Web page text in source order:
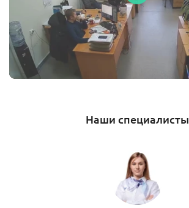
Наши специалисты